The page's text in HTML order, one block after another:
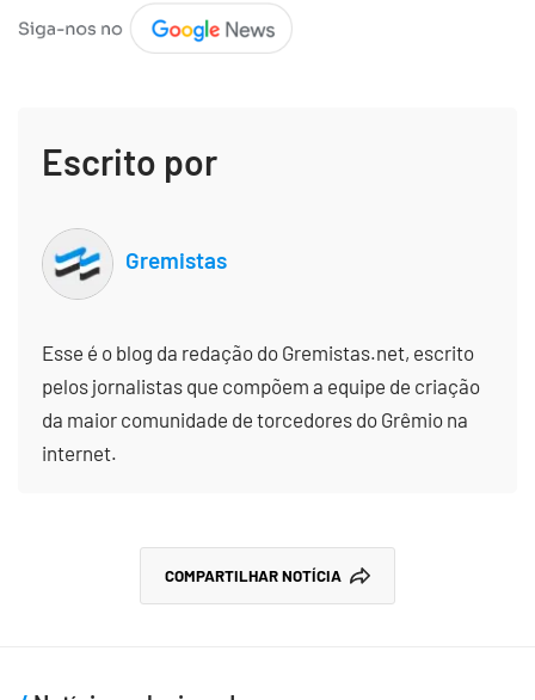
Escrito por
Gremistas
Esse é o blog da redação do Gremistas.net, escrito
pelos jornalistas que compõem a equipe de criação
da maior comunidade de torcedores do Grêmio na
internet.
COMPARTILHAR NOTÍCIA